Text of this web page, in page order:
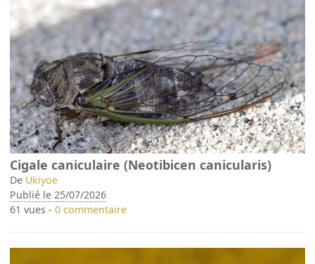
Cigale caniculaire (Neotibicen canicularis)
De Ukiyoe
Publié le 25/07/2026
61 vues -0 commentaire